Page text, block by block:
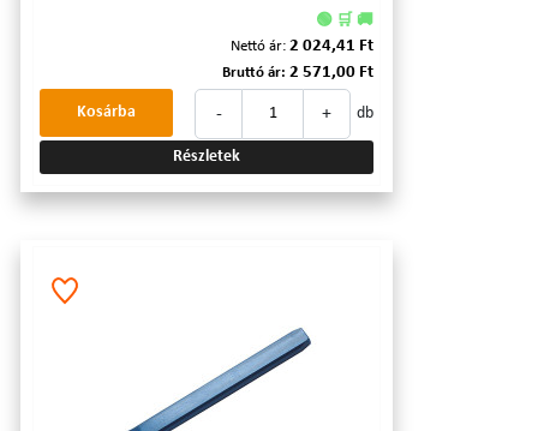
🟢 🛒 🚚
Nettó ár: 2 024,41 Ft
Bruttó ár: 2 571,00 Ft
- + db
Kosárba
Részletek